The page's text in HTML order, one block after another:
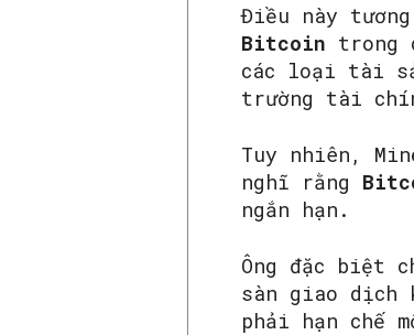
Điều này
Bitcoin trong
các loại tài
trường tài
Tuy nhiên,
nghĩ rằng
ngắn hạn.
Ông đặc biệt
sàn giao dịch
phải hạn chế